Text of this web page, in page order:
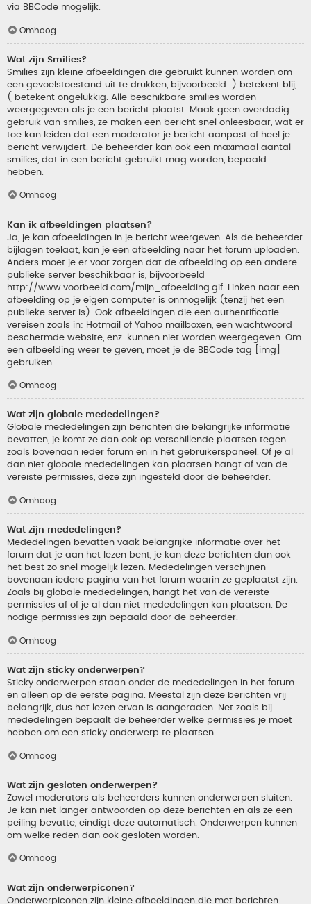
via BBCode mogelijk.
Omhoog
Wat zijn Smilies?
Smilies zijn kleine afbeeldingen die gebruikt kunnen worden om
een gevoelstoestand uit te drukken, bijvoorbeeld :) betekent blij, :
( betekent ongelukkig. Alle beschikbare smilies worden
weergegeven als je een bericht plaatst. Maak geen overdadig
gebruik van smilies, ze maken een bericht snel onleesbaar, wat er
toe kan leiden dat een moderator je bericht aanpast of heel je
bericht verwijdert. De beheerder kan ook een maximaal aantal
smilies, dat in een bericht gebruikt mag worden, bepaald
hebben.
Omhoog
Kan ik afbeeldingen plaatsen?
Ja, je kan afbeeldingen in je bericht weergeven. Als de beheerder
bijlagen toelaat, kan je een afbeelding naar het forum uploaden.
Anders moet je er voor zorgen dat de afbeelding op een andere
publieke server beschikbaar is, bijvoorbeeld
http://www.voorbeeld.com/mijn_afbeelding.gif. Linken naar een
afbeelding op je eigen computer is onmogelijk (tenzij het een
publieke server is). Ook afbeeldingen die een authentificatie
vereisen zoals in: Hotmail of Yahoo mailboxen, een wachtwoord
beschermde website, enz. kunnen niet worden weergegeven. Om
een afbeelding weer te geven, moet je de BBCode tag [img]
gebruiken.
Omhoog
Wat zijn globale mededelingen?
Globale mededelingen zijn berichten die belangrijke informatie
bevatten, je komt ze dan ook op verschillende plaatsen tegen
zoals bovenaan ieder forum en in het gebruikerspaneel. Of je al
dan niet globale mededelingen kan plaatsen hangt af van de
vereiste permissies, deze zijn ingesteld door de beheerder.
Omhoog
Wat zijn mededelingen?
Mededelingen bevatten vaak belangrijke informatie over het
forum dat je aan het lezen bent, je kan deze berichten dan ook
het best zo snel mogelijk lezen. Mededelingen verschijnen
bovenaan iedere pagina van het forum waarin ze geplaatst zijn.
Zoals bij globale mededelingen, hangt het van de vereiste
permissies af of je al dan niet mededelingen kan plaatsen. De
nodige permissies zijn bepaald door de beheerder.
Omhoog
Wat zijn sticky onderwerpen?
Sticky onderwerpen staan onder de mededelingen in het forum
en alleen op de eerste pagina. Meestal zijn deze berichten vrij
belangrijk, dus het lezen ervan is aangeraden. Net zoals bij
mededelingen bepaalt de beheerder welke permissies je moet
hebben om een sticky onderwerp te plaatsen.
Omhoog
Wat zijn gesloten onderwerpen?
Zowel moderators als beheerders kunnen onderwerpen sluiten.
Je kan niet langer antwoorden op deze berichten en als ze een
peiling bevatte, eindigt deze automatisch. Onderwerpen kunnen
om welke reden dan ook gesloten worden.
Omhoog
Wat zijn onderwerpiconen?
Onderwerpiconen zijn kleine afbeeldingen die met berichten